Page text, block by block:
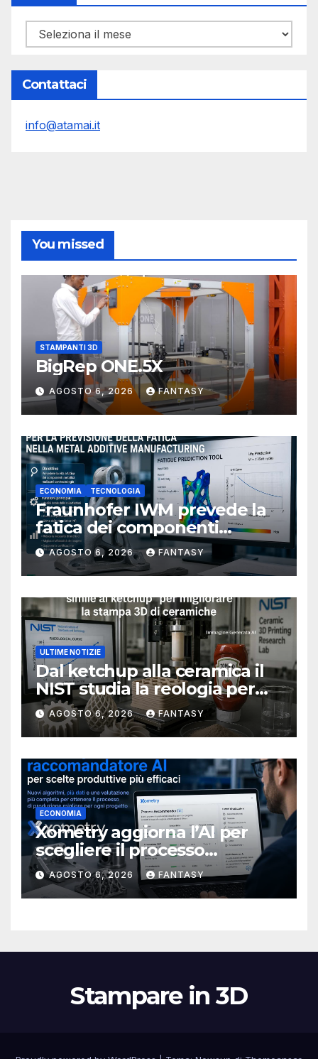
Archivi
Contattaci
info@atamai.it
You missed
STAMPANTI 3D
BigRep ONE.5X
AGOSTO 6, 2026 FANTASY
ECONOMIA TECNOLOGIA
Fraunhofer IWM prevede la
fatica dei componenti
metallici stampati in 3D
AGOSTO 6, 2026 FANTASY
ULTIME NOTIZIE
Dal ketchup alla ceramica il
NIST studia la reologia per
rendere più affidabile la
stampa 3D
AGOSTO 6, 2026 FANTASY
ECONOMIA
Xometry aggiorna l’AI per
scegliere il processo
produttivo più adatto
AGOSTO 6, 2026 FANTASY
Stampare in 3D